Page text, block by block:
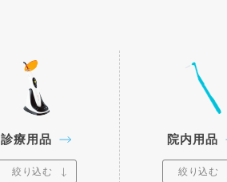
診療用品
絞り込む
院内用品
絞り込む